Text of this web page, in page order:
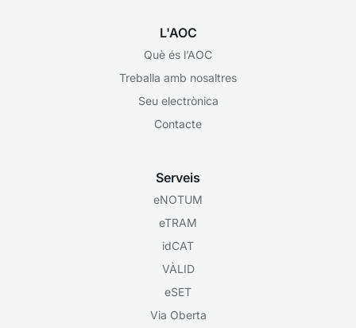
L'AOC
Què és l’AOC
Treballa amb nosaltres
Seu electrònica
Contacte
Serveis
eNOTUM
eTRAM
idCAT
VÀLID
eSET
Via Oberta